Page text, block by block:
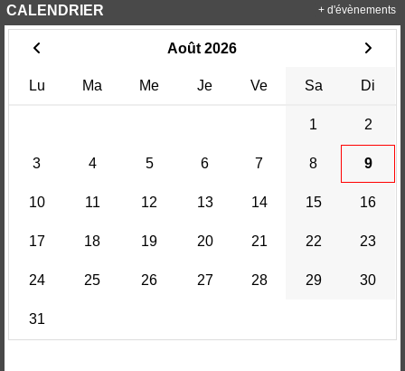
CALENDRIER
Août 2026
Lu Ma Me Je Ve Sa Di
1 2
3 4 5 6 7 8 9
10 11 12 13 14 15 16
17 18 19 20 21 22 23
24 25 26 27 28 29 30
31
+ d'évènements